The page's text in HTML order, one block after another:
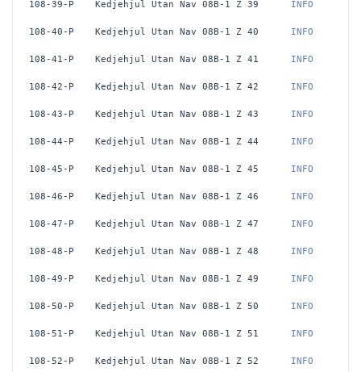
108-39-P Kedjehjul Utan Nav 08B-1 Z 39 INFO
108-40-P Kedjehjul Utan Nav 08B-1 Z 40 INFO
108-41-P Kedjehjul Utan Nav 08B-1 Z 41 INFO
108-42-P Kedjehjul Utan Nav 08B-1 Z 42 INFO
108-43-P Kedjehjul Utan Nav 08B-1 Z 43 INFO
108-44-P Kedjehjul Utan Nav 08B-1 Z 44 INFO
108-45-P Kedjehjul Utan Nav 08B-1 Z 45 INFO
108-46-P Kedjehjul Utan Nav 08B-1 Z 46 INFO
108-47-P Kedjehjul Utan Nav 08B-1 Z 47 INFO
108-48-P Kedjehjul Utan Nav 08B-1 Z 48 INFO
108-49-P Kedjehjul Utan Nav 08B-1 Z 49 INFO
108-50-P Kedjehjul Utan Nav 08B-1 Z 50 INFO
108-51-P Kedjehjul Utan Nav 08B-1 Z 51 INFO
108-52-P Kedjehjul Utan Nav 08B-1 Z 52 INFO